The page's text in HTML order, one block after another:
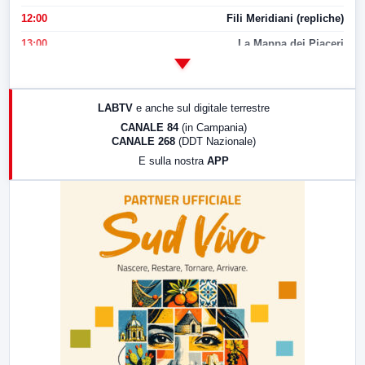
12:00 Fili Meridiani (repliche)
13:00 La Mappa dei Piaceri
LABTV e anche sul digitale terrestre
CANALE 84 (in Campania)
CANALE 268 (DDT Nazionale)
E sulla nostra APP